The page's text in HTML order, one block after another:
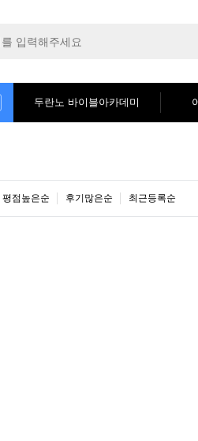
두란노 바이블아카데미
평점높은순 후기많은순 최근등록순